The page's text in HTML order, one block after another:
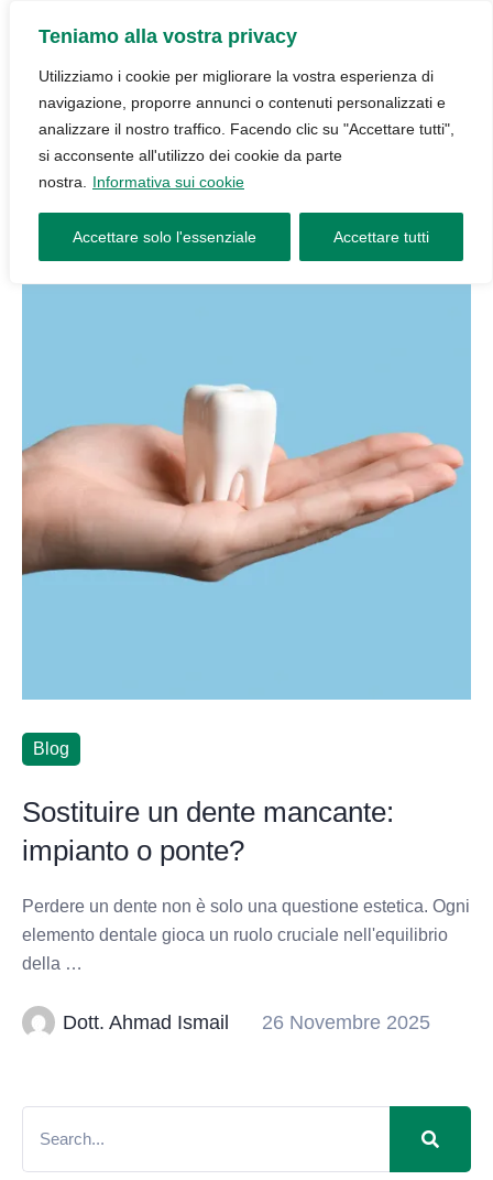
Teniamo alla vostra privacy
Utilizziamo i cookie per migliorare la vostra esperienza di
navigazione, proporre annunci o contenuti personalizzati e
analizzare il nostro traffico. Facendo clic su "Accettare tutti",
si acconsente all'utilizzo dei cookie da parte
nostra.
Informativa sui cookie
Accettare solo l'essenziale Accettare tutti
Blog
Sostituire un dente mancante:
impianto o ponte?
Perdere un dente non è solo una questione estetica. Ogni
elemento dentale gioca un ruolo cruciale nell'equilibrio
della …
Dott. Ahmad Ismail 26 Novembre 2025